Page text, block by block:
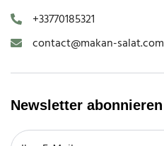
+33770185321
contact@makan-salat.com
Newsletter abonnieren